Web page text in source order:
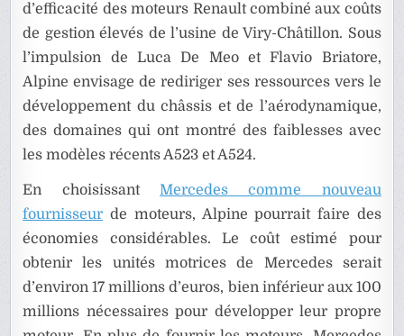
d’efficacité des moteurs Renault combiné aux coûts
de gestion élevés de l’usine de Viry-Châtillon. Sous
l’impulsion de Luca De Meo et Flavio Briatore,
Alpine envisage de rediriger ses ressources vers le
développement du châssis et de l’aérodynamique,
des domaines qui ont montré des faiblesses avec
les modèles récents A523 et A524.
En choisissant Mercedes comme nouveau
fournisseur de moteurs, Alpine pourrait faire des
économies considérables. Le coût estimé pour
obtenir les unités motrices de Mercedes serait
d’environ 17 millions d’euros, bien inférieur aux 100
millions nécessaires pour développer leur propre